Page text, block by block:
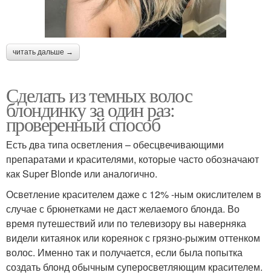
читать дальше →
Сделать из темных волос
блондинку за один раз:
проверенный способ
Есть два типа осветления – обесцвечивающими
препаратами и красителями, которые часто обозначают
как Super Blonde или аналогично.
Осветление красителем даже с 12% -ным окислителем в
случае с брюнетками не даст желаемого блонда. Во
время путешествий или по телевизору вы наверняка
видели китаянок или кореянок с грязно-рыжим оттенком
волос. Именно так и получается, если была попытка
создать блонд обычным суперосветляющим красителем.